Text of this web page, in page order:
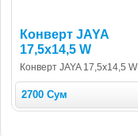
Конверт JAYA
17,5х14,5 W
Конверт JAYA 17,5х14,5 W
2700 Сум